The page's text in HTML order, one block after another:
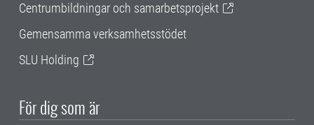
Centrumbildningar och samarbetsprojekt
Gemensamma verksamhetsstödet
SLU Holding
För dig som är